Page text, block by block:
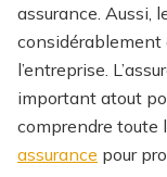
assurance. Aussi,
l’entreprise.
important atout
comprendre toute
assurance pour